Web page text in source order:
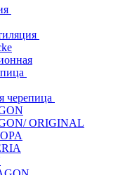
черепица
ORIGINAL